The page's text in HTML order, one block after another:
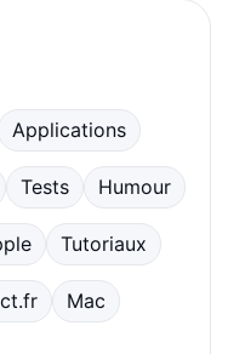
Applications
Tests Humour
Tutoriaux
Mac